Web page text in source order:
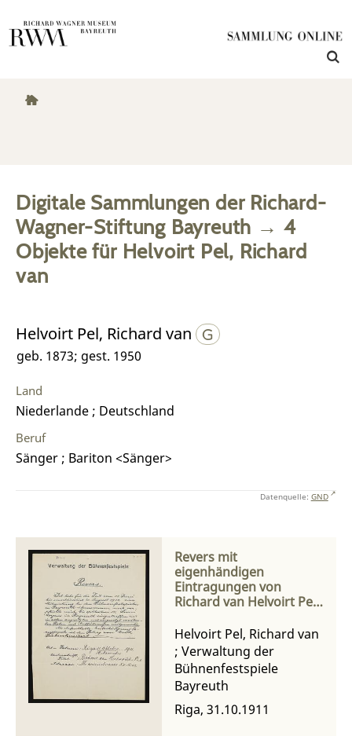
Digitale Sammlungen der Richard-
Wagner-Stiftung Bayreuth → 4
Objektefür Helvoirt Pel, Richard
van
Helvoirt Pel, Richard van
geb. 1873; gest. 1950
Land
Niederlande ; Deutschland
Beruf
Sänger ; Bariton <Sänger>
Datenquelle: GND
Revers mit
eigenhändigen
Eintragungen von
Richard van Helvoirt Pel
Bühnenfestspiele
Helvoirt Pel, Richard van
; Verwaltung der
Bühnenfestspiele
Bayreuth
Riga, 31.10.1911